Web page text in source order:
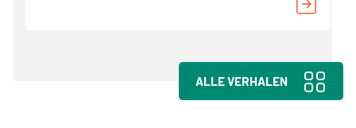
ALLE VERHALEN